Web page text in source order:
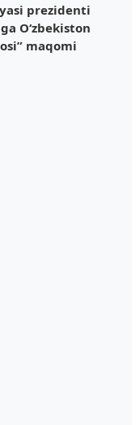
prezidenti
Oʻzbekiston
maqomi